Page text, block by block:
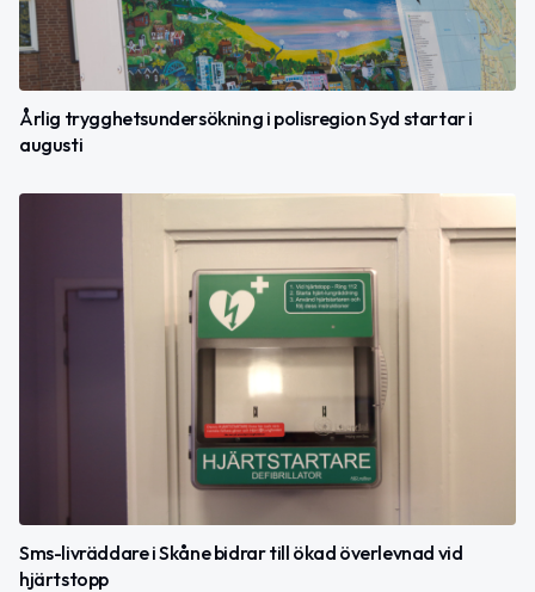
Årlig trygghetsundersökning i polisregion Syd startar i
augusti
Sms-livräddare i Skåne bidrar till ökad överlevnad vid
hjärtstopp